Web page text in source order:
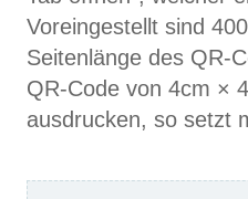
Voreingestellt sind
Seitenlänge des QR-
QR-Code von 4cm ×
ausdrucken, so setzt